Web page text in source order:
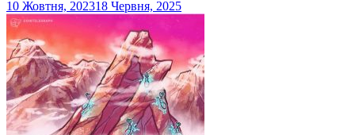
10 Жовтня, 202318 Червня, 2025